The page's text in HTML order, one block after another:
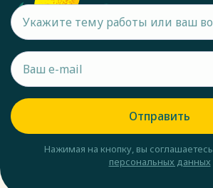
Отправить
Нажимая на кнопку, вы соглашаетесь
персональных данных